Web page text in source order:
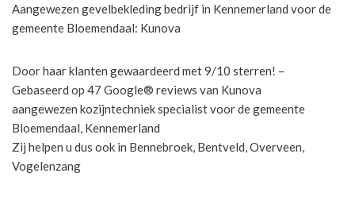
Aangewezen gevelbekleding bedrijf in Kennemerland voor de
gemeente Bloemendaal: Kunova
Door haar klanten gewaardeerd met 9/10 sterren! –
Gebaseerd op 47 Google® reviews van Kunova
aangewezen kozijntechniek specialist voor de gemeente
Bloemendaal, Kennemerland
Zij helpen u dus ook in Bennebroek, Bentveld, Overveen,
Vogelenzang